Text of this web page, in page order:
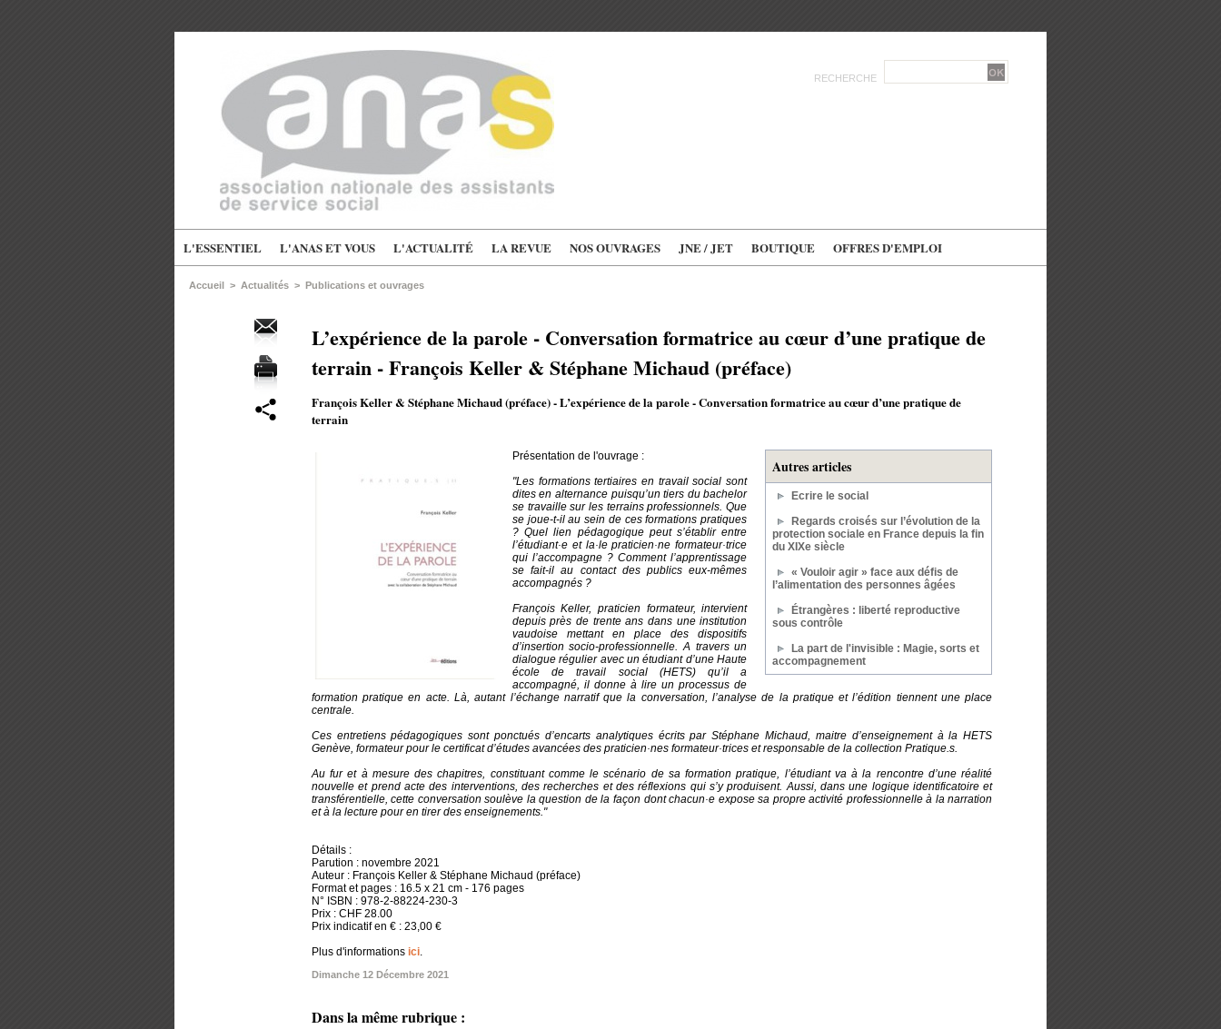
RECHERCHE
L'ESSENTIEL L'ANAS ET VOUS L'ACTUALITÉ LA REVUE NOS OUVRAGES JNE / JET BOUTIQUE OFFRES D'EMPLOI
Accueil > Actualités > Publications et ouvrages
L’expérience de la parole - Conversation formatrice au cœur d’une pratique de
terrain - François Keller & Stéphane Michaud (préface)
François Keller & Stéphane Michaud (préface) - L’expérience de la parole - Conversation formatrice au cœur d’une pratique de
terrain
Autres articles
Ecrire le social
Regards croisés sur l’évolution de la
protection sociale en France depuis la fin
du XIXe siècle
« Vouloir agir » face aux défis de
l’alimentation des personnes âgées
Étrangères : liberté reproductive
sous contrôle
La part de l'invisible : Magie, sorts et
accompagnement
Présentation de l'ouvrage :
"Les formations tertiaires en travail social sont
dites en alternance puisqu’un tiers du bachelor
se travaille sur les terrains professionnels. Que
se joue-t-il au sein de ces formations pratiques
? Quel lien pédagogique peut s’établir entre
l’étudiant·e et la·le praticien·ne formateur·trice
qui l’accompagne ? Comment l’apprentissage
se fait-il au contact des publics eux-mêmes
accompagnés ?
François Keller, praticien formateur, intervient
depuis près de trente ans dans une institution
vaudoise mettant en place des dispositifs
d’insertion socio-professionnelle. A travers un
dialogue régulier avec un étudiant d’une Haute
école de travail social (HETS) qu’il a
accompagné, il donne à lire un processus de
formation pratique en acte. Là, autant l’échange narratif que la conversation, l’analyse de la pratique et l’édition tiennent une place
centrale.
Ces entretiens pédagogiques sont ponctués d’encarts analytiques écrits par Stéphane Michaud, maitre d’enseignement à la HETS
Genève, formateur pour le certificat d’études avancées des praticien·nes formateur·trices et responsable de la collection Pratique.s.
Au fur et à mesure des chapitres, constituant comme le scénario de sa formation pratique, l’étudiant va à la rencontre d’une réalité
nouvelle et prend acte des interventions, des recherches et des réflexions qui s’y produisent. Aussi, dans une logique identificatoire et
transférentielle, cette conversation soulève la question de la façon dont chacun·e expose sa propre activité professionnelle à la narration
et à la lecture pour en tirer des enseignements."
Détails :
Parution : novembre 2021
Auteur : François Keller & Stéphane Michaud (préface)
Format et pages : 16.5 x 21 cm - 176 pages
N° ISBN : 978-2-88224-230-3
Prix : CHF 28.00
Prix indicatif en € : 23,00 €
Plus d'informations ici.
Dimanche 12 Décembre 2021
Dans la même rubrique :